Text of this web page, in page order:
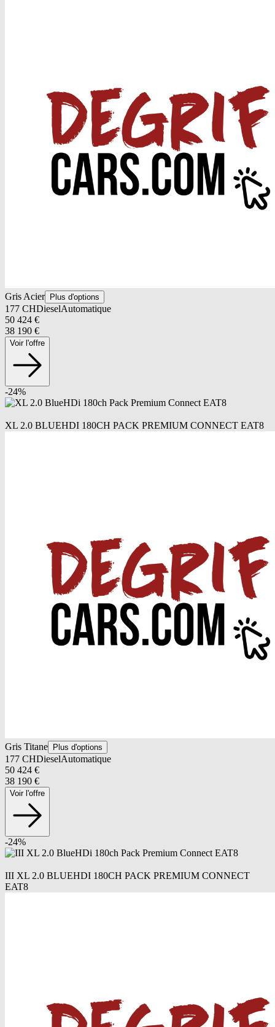
Gris Acier Plus d'options
177 CHDieselAutomatique
50 424 €
38 190 €
Voir l'offre
-24%
XL 2.0 BLUEHDI 180CH PACK PREMIUM CONNECT EAT8
Gris Titane Plus d'options
177 CHDieselAutomatique
50 424 €
38 190 €
Voir l'offre
-24%
III XL 2.0 BLUEHDI 180CH PACK PREMIUM CONNECT
EAT8